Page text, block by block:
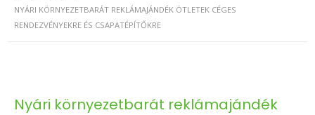
NYÁRI KÖRNYEZETBARÁT REKLÁMAJÁNDÉK ÖTLETEK CÉGES
RENDEZVÉNYEKRE ÉS CSAPATÉPÍTŐKRE
Nyári környezetbarát reklámajándék